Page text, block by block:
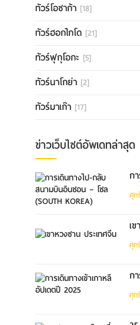
ทัวร์โอซาก้า [18]
ทัวร์ฮอกไกโด [21]
ทัวร์ฟุกุโอกะ [5]
ทัวร์นาโกย่า [2]
ทัวร์มาเก๊า [17]
ข่าวเว็บไซต์อัพเดทล่าสุด
ก
ศุก
เ
ศุก
ก
ศุก